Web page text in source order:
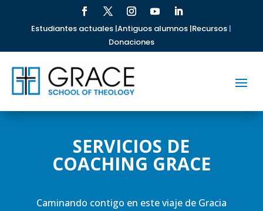
Estudiantes actuales |Antiguos alumnos |Recursos |
Donaciones
SERVICIOS DE
COACHING GRACE
Caminando contigo en este viaje de Gracia